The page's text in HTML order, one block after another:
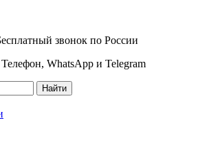
звонок по России
WhatsApp и Telegram